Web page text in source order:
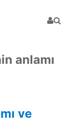
anlamı
ve